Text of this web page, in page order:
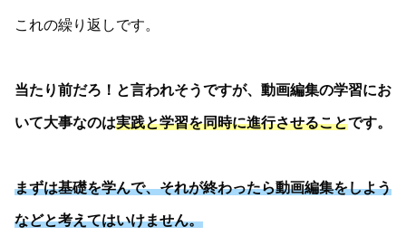
これの繰り返しです。
当たり前だろ！と言われそうですが、動画編集の学習にお
いて大事なのは実践と学習を同時に進行させることです。
まずは基礎を学んで、それが終わったら動画編集をしよう
などと考えてはいけません。